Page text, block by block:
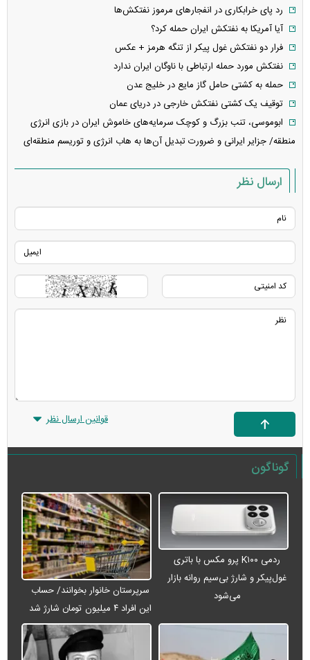
رد پای خرابکاری در انفجار‌های مرموز نفتکش‌ها
آیا آمریکا به نفتکش ایران حمله کرد؟
فرار دو نفتکش غول پیکر از تنگه هرمز + عکس
نفتکش مورد حمله ارتباطی با ناوگان ایران ندارد
حمله به کشتی حامل گاز مایع در خلیج عدن
توقیف یک کشتی نفتکش خارجی در دریای عمان
ابوموسی، تنب بزرگ و کوچک سرمایه‌های خاموش ایران در بازی انرژی
منطقه/ جزایر ایرانی و ضرورت تبدیل آن‌ها به هاب انرژی و توریسم منطقه‌ای
ارسال نظر
قوانین ارسال نظر
گوناگون
ردمی K۱۰۰ پرو مکس با باتری
غول‌پیکر و شارژ بی‌سیم روانه بازار
می‌شود
سرپرستان خانوار بخوانند/ حساب
این افراد ۴ میلیون تومان شارژ شد